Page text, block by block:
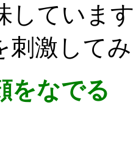
していま
刺激して
をなでる